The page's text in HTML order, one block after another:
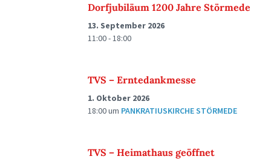
Dorfjubiläum 1200 Jahre Störmede
13. September 2026
11:00 - 18:00
TVS – Erntedankmesse
1. Oktober 2026
18:00um PANKRATIUSKIRCHE STÖRMEDE
TVS – Heimathaus geöffnet